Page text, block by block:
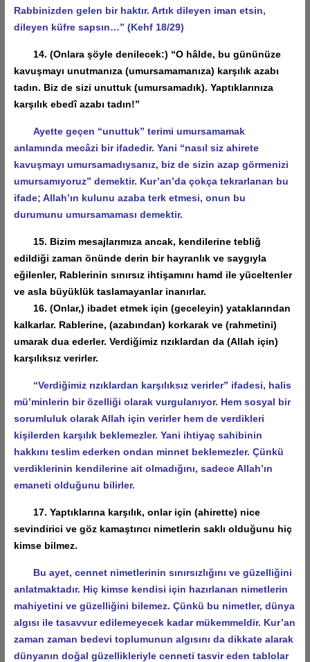
Rabbinizden gelen bir haktır. Artık dileyen iman etsin,
dileyen küfre sapsın…” (Kehf 18/29)
14. (Onlara şöyle denilecek:) “O hâlde, bu gününüze
kavuşmayı unutmanıza (umursamamanıza) karşılık azabı
tadın. Biz de sizi unuttuk (umursamadık). Yaptıklarınıza
karşılık ebedî azabı tadın!”
Ayette geçen “unuttuk” terimi umursamamak
anlamında mecâzi bir ifadedir. Yani “nasıl siz ahirete
kavuşmayı umursamadıysanız, biz de sizin azap görmenizi
umursamıyoruz” demektir. Kur’an’da çokça tekrarlanan bu
ifade; Allah’ın kulunu azaba terk etmesi, onun bu
durumunu umursamaması demektir.
15. Bizim mesajlarımıza ancak, kendilerine tebliğ
edildiği zaman önünde derin bir hayranlık ve saygıyla
eğilenler, Rablerinin sınırsız ihtişamını hamd ile yüceltenler
ve asla büyüklük taslamayanlar inanırlar.
16. (Onlar,) ibadet etmek için (geceleyin) yataklarından
kalkarlar. Rablerine, (azabından) korkarak ve (rahmetini)
umarak dua ederler. Verdiğimiz rızıklardan da (Allah için)
karşılıksız verirler.
“Verdiğimiz rızıklardan karşılıksız verirler” ifadesi, halis
mü’minlerin bir özelliği olarak vurgulanıyor. Hem sosyal bir
sorumluluk olarak Allah için verirler hem de verdikleri
kişilerden karşılık beklemezler. Yani ihtiyaç sahibinin
hakkını teslim ederken ondan minnet beklemezler. Çünkü
verdiklerinin kendilerine ait olmadığını, sadece Allah’ın
emaneti olduğunu bilirler.
17. Yaptıklarına karşılık, onlar için (ahirette) nice
sevindirici ve göz kamaştırıcı nimetlerin saklı olduğunu hiç
kimse bilmez.
Bu ayet, cennet nimetlerinin sınırsızlığını ve güzelliğini
anlatmaktadır. Hiç kimse kendisi için hazırlanan nimetlerin
mahiyetini ve güzelliğini bilemez. Çünkü bu nimetler, dünya
algısı ile tasavvur edilemeyecek kadar mükemmeldir. Kur’an
zaman zaman bedevi toplumunun algısını da dikkate alarak
dünyanın doğal güzellikleriyle cenneti tasvir eden tablolar